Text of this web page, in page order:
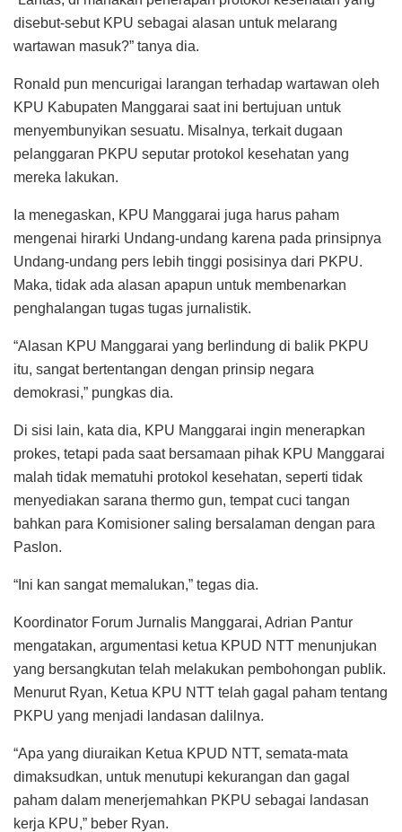
disebut-sebut KPU sebagai alasan untuk melarang
wartawan masuk?” tanya dia.
Ronald pun mencurigai larangan terhadap wartawan oleh
KPU Kabupaten Manggarai saat ini bertujuan untuk
menyembunyikan sesuatu. Misalnya, terkait dugaan
pelanggaran PKPU seputar protokol kesehatan yang
mereka lakukan.
Ia menegaskan, KPU Manggarai juga harus paham
mengenai hirarki Undang-undang karena pada prinsipnya
Undang-undang pers lebih tinggi posisinya dari PKPU.
Maka, tidak ada alasan apapun untuk membenarkan
penghalangan tugas tugas jurnalistik.
“Alasan KPU Manggarai yang berlindung di balik PKPU
itu, sangat bertentangan dengan prinsip negara
demokrasi,” pungkas dia.
Di sisi lain, kata dia, KPU Manggarai ingin menerapkan
prokes, tetapi pada saat bersamaan pihak KPU Manggarai
malah tidak mematuhi protokol kesehatan, seperti tidak
menyediakan sarana thermo gun, tempat cuci tangan
bahkan para Komisioner saling bersalaman dengan para
Paslon.
“Ini kan sangat memalukan,” tegas dia.
Koordinator Forum Jurnalis Manggarai, Adrian Pantur
mengatakan, argumentasi ketua KPUD NTT menunjukan
yang bersangkutan telah melakukan pembohongan publik.
Menurut Ryan, Ketua KPU NTT telah gagal paham tentang
PKPU yang menjadi landasan dalilnya.
“Apa yang diuraikan Ketua KPUD NTT, semata-mata
dimaksudkan, untuk menutupi kekurangan dan gagal
paham dalam menerjemahkan PKPU sebagai landasan
kerja KPU,” beber Ryan.